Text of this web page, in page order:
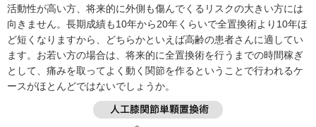
活動性が高い方、将来的に外側も傷んでくるリスクの大きい方には
向きません。長期成績も10年から20年くらいで全置換術より10年ほ
ど短くなりますから、どちらかといえば高齢の患者さんに適してい
ます。お若い方の場合は、将来的に全置換術を行うまでの時間稼ぎ
として、痛みを取ってよく動く関節を作るということで行われるケ
ースがほとんどではないでしょうか。